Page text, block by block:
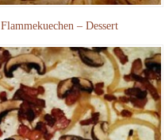
Flammekuechen – Dessert